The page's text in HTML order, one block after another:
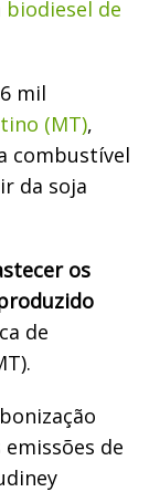
biodiesel de
mil
(MT),
combustível
da soja
os
de
de